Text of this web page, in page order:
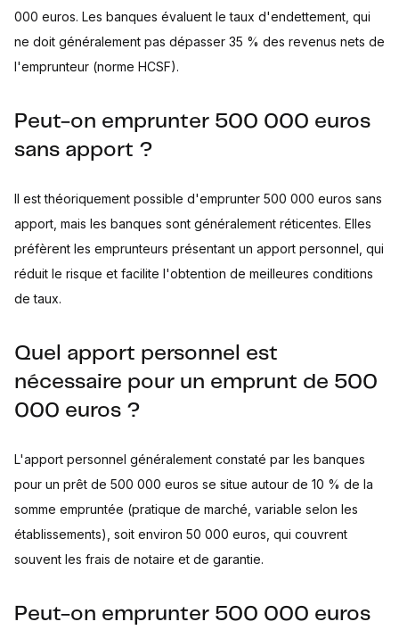
000 euros. Les banques évaluent le taux d'endettement, qui
ne doit généralement pas dépasser 35 % des revenus nets de
l'emprunteur (norme HCSF).
Peut-on emprunter 500 000 euros
sans apport ?
Il est théoriquement possible d'emprunter 500 000 euros sans
apport, mais les banques sont généralement réticentes. Elles
préfèrent les emprunteurs présentant un apport personnel, qui
réduit le risque et facilite l'obtention de meilleures conditions
de taux.
Quel apport personnel est
nécessaire pour un emprunt de 500
000 euros ?
L'apport personnel généralement constaté par les banques
pour un prêt de 500 000 euros se situe autour de 10 % de la
somme empruntée (pratique de marché, variable selon les
établissements), soit environ 50 000 euros, qui couvrent
souvent les frais de notaire et de garantie.
Peut-on emprunter 500 000 euros